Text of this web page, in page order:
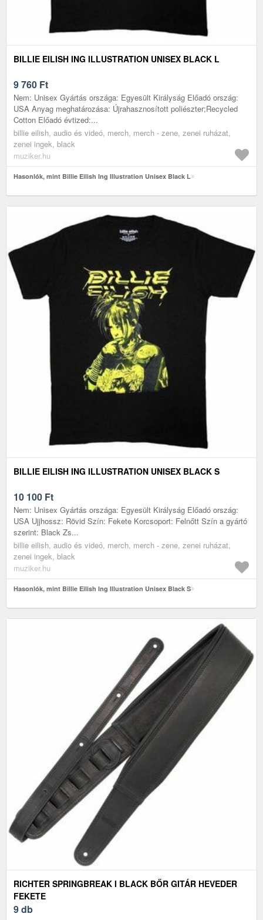
BILLIE EILISH ING ILLUSTRATION UNISEX BLACK L
9 760 Ft
Nem: Unisex Gyártás országa: Egyesült Királyság Előadó ország:
USA Anyag meghatározása: Újrahasznosított poliészter;Recycled
Cotton Előadó évtized:...
billie eilish, audio és videó, merch, merch - zene, zenei ruházat,
zenei ingek, black
muziker.hu
Hasonlók, mint Billie Eilish Ing Illustration Unisex Black L
BILLIE EILISH ING ILLUSTRATION UNISEX BLACK S
10 100 Ft
Nem: Unisex Gyártás országa: Egyesült Királyság Előadó ország:
USA Ujjhossz: Rövid Szín: Fekete Korcsoport: Felnőtt Szín a gyártó
szerint: Black Zs...
billie eilish, audio és videó, merch, merch - zene, zenei ruházat,
zenei ingek, black
muziker.hu
Hasonlók, mint Billie Eilish Ing Illustration Unisex Black S
RICHTER SPRINGBREAK I BLACK BŐR GITÁR HEVEDER
FEKETE
9 db